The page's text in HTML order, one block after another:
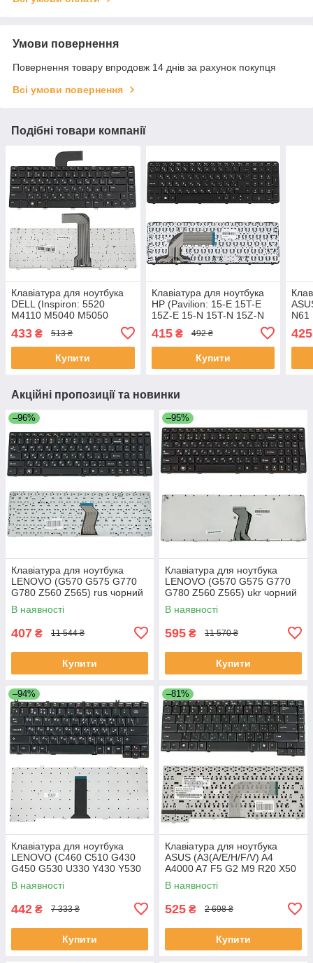
Умови повернення
Повернення товару впродовж 14 днів за рахунок покупця
Всі умови повернення
Подібні товари компанії
Клавіатура для ноутбука
DELL (Inspiron: 5520
M4110 M5040 M5050
Vostro: 1540 3550 XPS:
L502) rus чорний
433 ₴ 513 ₴
Купити
Клавіатура для ноутбука
HP (Pavilion: 15-E 15T-E
15Z-E 15-N 15T-N 15Z-N
415₴ 492 ₴
Купити
N61
425
Акційні пропозиції та новинки
–96%
Клавіатура для ноутбука
LENOVO (G570 G575 G770
G780 Z560 Z565) rus чорний
чорний frame
В наявності
407 ₴ 11 544 ₴
Купити
–95%
Клавіатура для ноутбука
LENOVO (G570 G575 G770
G780 Z560 Z565) ukr чорний
чорний frame
В наявності
595 ₴ 11 570 ₴
Купити
–94%
Клавіатура для ноутбука
LENOVO (C460 C510 G430
G450 G530 U330 Y430 Y530
Y730) rus чорний
В наявності
442 ₴ 7 333 ₴
Купити
–81%
Клавіатура для ноутбука
ASUS (A3(A/E/H/F/V) A4
A4000 A7 F5 G2 M9 R20 X50
Z8 Z8000) rus чорний шлейф
праворуч
В наявності
525 ₴ 2 698 ₴
Купити